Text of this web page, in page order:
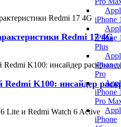
iPhone
iPhone
Plus
iPhone
Pro
iPhone
Pro
iPhone
Redmi 17 4G
Redmi K100: инсайдер